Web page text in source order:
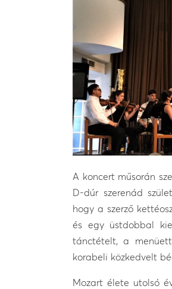
A koncert műsorán
D-dúr szerenád
hogy a szerző
és egy üstdobbal
tánctételt, a
korabeli közkedvelt
Mozart élete utolsó